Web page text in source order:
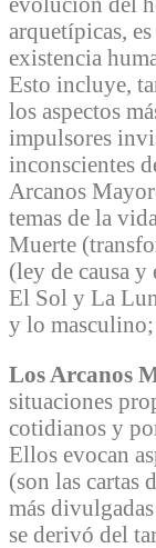
arquetípicas,
existencia
Esto incluye,
los aspectos
impulsores
inconscientes
Arcanos
temas de la
Muerte
(ley de causa
El Sol y La
y lo
Los Arcanos
situaciones
cotidianos y
Ellos evocan
(son las cartas
más
se derivó del